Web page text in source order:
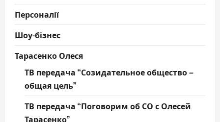
Персоналії
Шоу-бізнес
Тарасенко Олеся
ТВ передача “Созидательное общество –
общая цель”
ТВ передача “Поговорим об СО с Олесей
Тарасенко”